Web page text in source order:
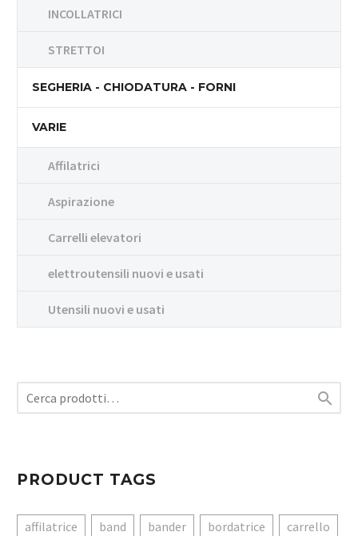
INCOLLATRICI
STRETTOI
SEGHERIA - CHIODATURA - FORNI
VARIE
Affilatrici
Aspirazione
Carrelli elevatori
elettroutensili nuovi e usati
Utensili nuovi e usati

PRODUCT TAGS
affilatrice band bander bordatrice
carrello